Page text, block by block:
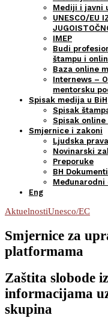
Mediji i javni
UNESCO/EU
IMEP
Budi
štampu i
Baza online
Internews –
mentorsku
Spisak medija u BiH
Spisak
Spisak online
Smjernice i zakoni
Ljudska prava
Novinarski
Preporuke
BH
Eng
AktuelnostiUnesco/EC
Smjernice za
platformama
Zaštita slobode
informacijama
skupina